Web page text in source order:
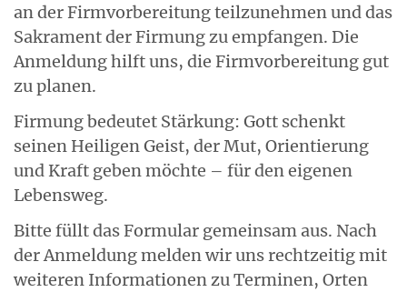
an der Firmvorbereitung teilzunehmen und das
Sakrament der Firmung zu empfangen. Die
Anmeldung hilft uns, die Firmvorbereitung gut
zu planen.
Firmung bedeutet Stärkung: Gott schenkt
seinen Heiligen Geist, der Mut, Orientierung
und Kraft geben möchte – für den eigenen
Lebensweg.
Bitte füllt das Formular gemeinsam aus. Nach
der Anmeldung melden wir uns rechtzeitig mit
weiteren Informationen zu Terminen, Orten